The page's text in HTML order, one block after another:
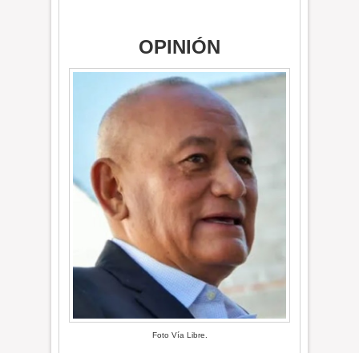
OPINIÓN
Foto Vía Libre.